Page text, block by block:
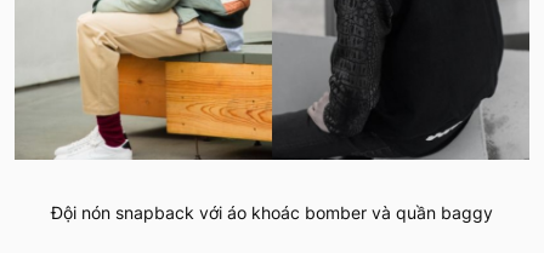
Đội nón snapback với áo khoác bomber và quần baggy